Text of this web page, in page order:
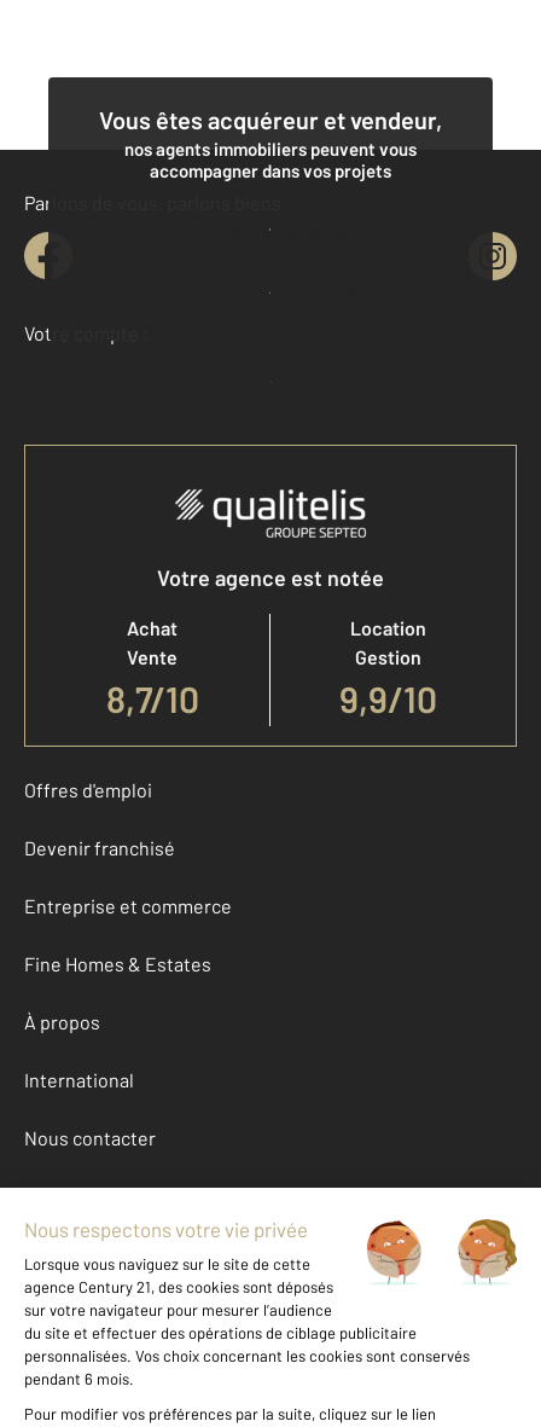
Vous êtes acquéreur et vendeur,
nos agents immobiliers peuvent vous
accompagner dans vos projets
Contacter l'agence
Demander une estimation
Parlons de vous, parlons biens
Votre compte :
Accéder à mon compte
Votre agence est notée
Achat
Vente
8,7/10
Location
Gestion
9,9/10
Offres d'emploi
Devenir franchisé
Entreprise et commerce
Fine Homes & Estates
À propos
International
Nous contacter
Mentions légales & CGU et Barèmes d'honoraires
Données personnelles
Gestionnaire des cookies
Achat maison autour de VERNON (27200)